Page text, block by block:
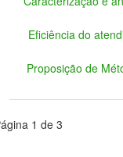
Eficiência do
Proposição de
1 de 3